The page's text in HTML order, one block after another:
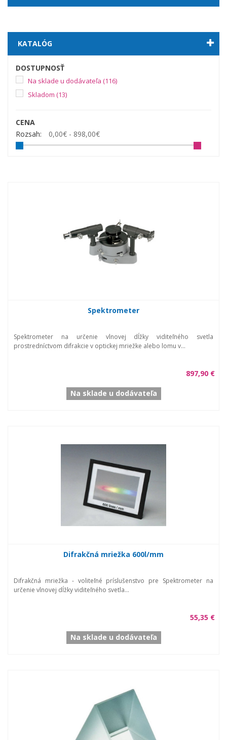
KATALÓG
DOSTUPNOSŤ
Na sklade u dodávateľa (116)
Skladom (13)
CENA
Rozsah:
0,00€ - 898,00€
Spektrometer
Spektrometer na určenie vlnovej dĺžky viditeľného svetla
prostredníctvom difrakcie v optickej mriežke alebo lomu v...
897,90 €
Na sklade u dodávateľa
Difrakčná mriežka 600l/mm
Difrakčná mriežka - voliteľné príslušenstvo pre Spektrometer na
určenie vlnovej dĺžky viditeľného svetla...
55,35 €
Na sklade u dodávateľa